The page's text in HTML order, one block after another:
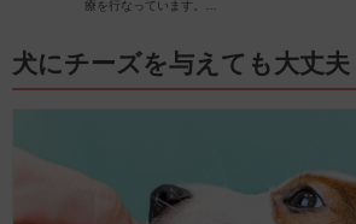
療を行なっています。
内科(循環器、内分泌など)、歯科、産科に力を入
犬にチーズを与えても大丈夫